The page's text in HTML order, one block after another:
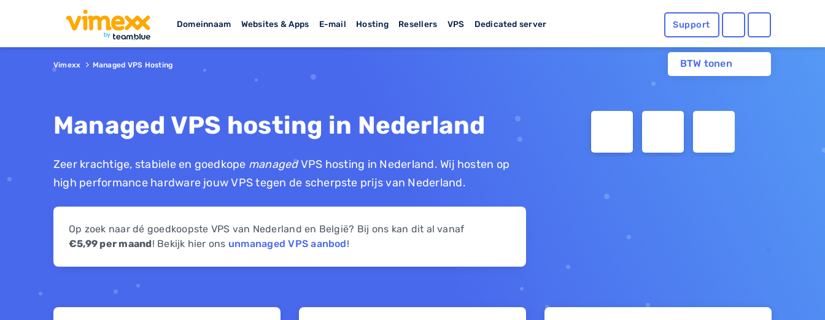
Domeinnaam Websites & Apps E-mail Hosting Resellers VPS Dedicated server Support
BTW tonen
Vimexx Managed VPS Hosting
Managed VPS hosting in Nederland
Zeer krachtige, stabiele en goedkope managedVPS hosting in Nederland. Wij hosten op
high performance hardware jouw VPS tegen de scherpste prijs van Nederland.
Op zoek naar dé goedkoopste VPS van Nederland en België? Bij ons kan dit al vanaf
€5,99 per maand! Bekijk hier ons unmanaged VPS aanbod!